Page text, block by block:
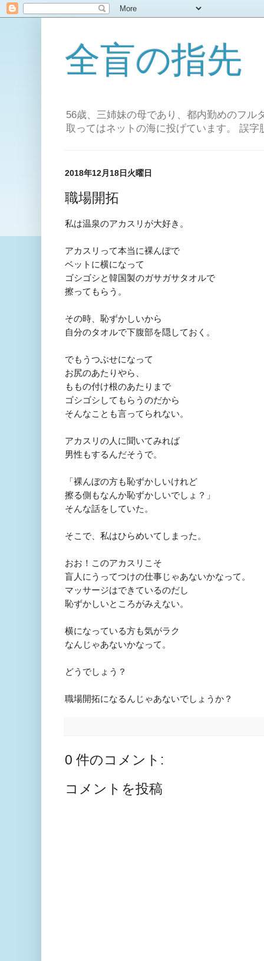
全盲の指先
56歳、三姉妹の母であり、都内勤めのフル
取ってはネットの海に投げています。 誤字
2018年12月18日火曜日
職場開拓
私は温泉のアカスリ が大好き。
アカスリって本当に裸んぼで
ベットに横になって
ゴシゴシと韓国製のガサガサタオルで
擦ってもらう。
その時、恥ずかしいから
自分のタオルで下腹部を隠しておく。
でもうつぶせになって
お尻のあたりやら、
ももの付け根のあたりまで
ゴシゴシしてもらうのだから
そんなことも言ってられない。
アカスリの人に聞いてみれば
男性もするんだそうで。
「裸んぼの方も恥ずかしいけれど
擦る側 もなんか恥ずかしいでし ょ？」
そんな話をしていた。
そこで、私はひらめいてしまった。
おお！このアカスリ こそ
盲人にうってつけの仕事じゃあないかなって。
マッサージはできているのだし
恥ずかしいところがみえない。
横になっている方も気がラク
なんじゃあないかなって。
どうでしょう？
職場開拓になるんじゃあないでしょうか？
0 件のコメント:
コメントを投稿